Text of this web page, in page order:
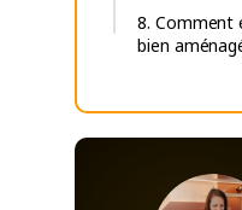
8. Comment
bien